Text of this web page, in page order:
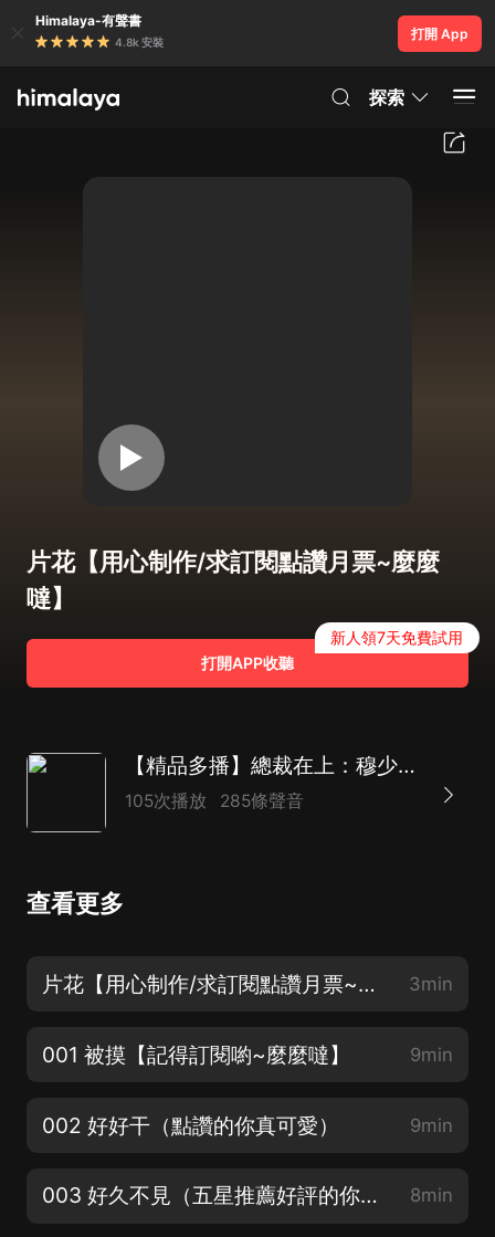
Himalaya-有聲書
4.8k 安裝
打開 App
探索
片花【用心制作/求訂閱點讚月票~麼麼
噠】
打開APP收聽
新人領7天免費試用
【精品多播】總裁在上：穆少輕點寵|浪漫言情|文學小說|霸總豪門
105次播放 285條聲音
查看更多
片花【用心制作/求訂閱點讚月票~麼麼噠】 3min
001 被摸【記得訂閱喲~麼麼噠】 9min
002 好好干（點讚的你真可愛） 9min
003 好久不見（五星推薦好評的你會發財） 8min